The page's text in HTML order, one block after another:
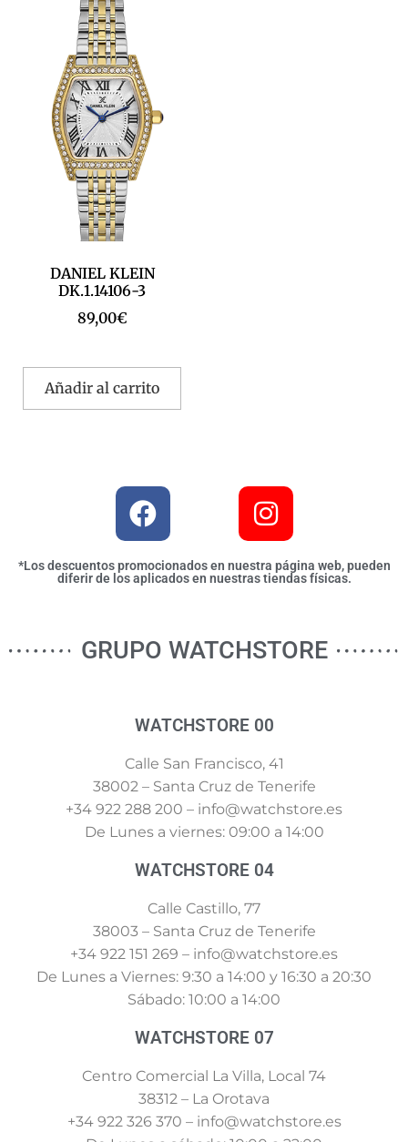
DANIEL KLEIN
DK.1.14106-3
89,00€
Añadir al carrito
*Los descuentos promocionados en nuestra página web, pueden
diferir de los aplicados en nuestras tiendas físicas.
GRUPO WATCHSTORE
WATCHSTORE 00
Calle San Francisco, 41
38002 – Santa Cruz de Tenerife
+34 922 288 200 – info@watchstore.es
De Lunes a viernes: 09:00 a 14:00
WATCHSTORE 04
Calle Castillo, 77
38003 – Santa Cruz de Tenerife
+34 922 151 269 – info@watchstore.es
De Lunes a Viernes: 9:30 a 14:00 y 16:30 a 20:30
Sábado: 10:00 a 14:00
WATCHSTORE 07
Centro Comercial La Villa, Local 74
38312 – La Orotava
+34 922 326 370 – info@watchstore.es